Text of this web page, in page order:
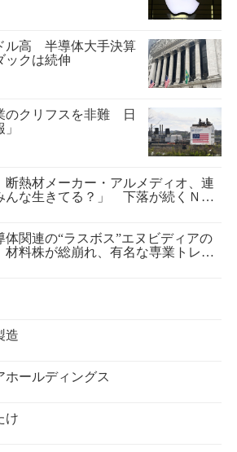
ル高 半導体大手決算
クは続伸
のクリフスを非難 日
断熱材メーカー・アルメディオ、連
んな生きてる？」 下落が続くＮＴ
水準は値ごろか
体関連の“ラスボス”エヌビディアの
料株が総崩れ、有名な専業トレー
ん」
造
ホールディングス
け